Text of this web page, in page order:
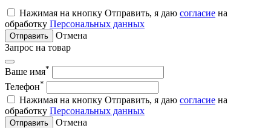
Нажимая на кнопку Отправить, я даю согласие на
обработку Персональных данных
Отправить
Отмена
Запрос на товар
Ваше имя*
Телефон*
Нажимая на кнопку Отправить, я даю согласие на
обработку Персональных данных
Отправить
Отмена